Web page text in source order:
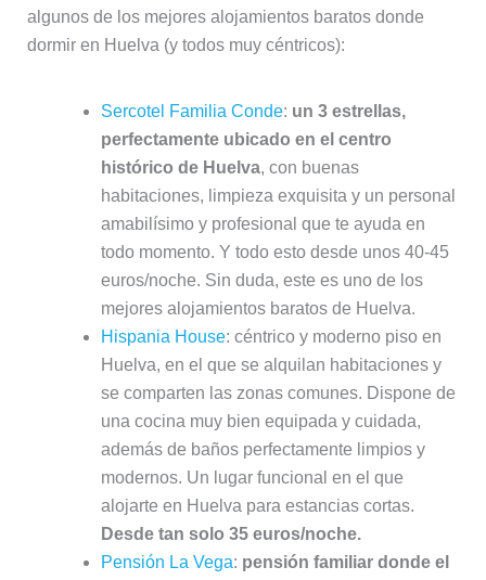
algunos de los mejores alojamientos baratos donde
dormir en Huelva (y todos muy céntricos):
Sercotel Familia Conde: un 3 estrellas,
perfectamente ubicado en el centro
histórico de Huelva, con buenas
habitaciones, limpieza exquisita y un personal
amabilísimo y profesional que te ayuda en
todo momento. Y todo esto desde unos 40-45
euros/noche. Sin duda, este es uno de los
mejores alojamientos baratos de Huelva.
Hispania House: céntrico y moderno piso en
Huelva, en el que se alquilan habitaciones y
se comparten las zonas comunes. Dispone de
una cocina muy bien equipada y cuidada,
además de baños perfectamente limpios y
modernos. Un lugar funcional en el que
alojarte en Huelva para estancias cortas.
Desde tan solo 35 euros/noche.
Pensión La Vega: pensión familiar donde el